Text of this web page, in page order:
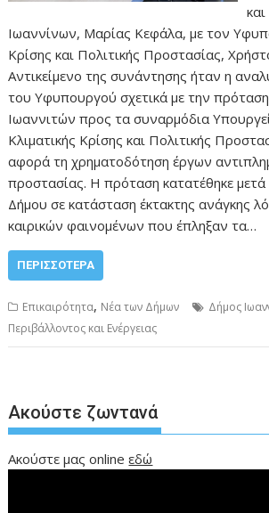
Ιωαννίνων, Μαρίας Κεφάλα, με τον
Κρίσης και Πολιτικής Προστασίας,
Αντικείμενο της συνάντησης ήταν η
του Υφυπουργού σχετικά με την
Ιωαννιτών προς τα συναρμόδια
Κλιματικής Κρίσης και Πολιτικής
αφορά τη χρηματοδότηση έργων
προστασίας. Η πρόταση κατατέθηκε μετά
Δήμου σε κατάσταση έκτακτης ανάγκης
καιρικών φαινομένων που έπληξαν τα…
ΠΕΡΙΣΣΌΤΕΡΑ
Επικαιρότητα, Νέα των Δήμων Δήμος
Περιβάλλοντος και Ενέργειας
Ακούστε ζωντανά
Ακούστε μας onlineεδώ